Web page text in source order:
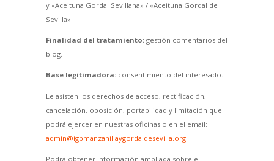
y «Aceituna Gordal Sevillana» / «Aceituna Gordal de
Sevilla».
Finalidad del tratamiento:gestión comentarios del
blog.
Base legitimadora:consentimiento del interesado.
Le asisten los derechos de acceso, rectificación,
cancelación, oposición, portabilidad y limitación que
podrá ejercer en nuestras oficinas o en el email:
admin@igpmanzanillaygordaldesevilla.org
Podrá obtener información ampliada sobre el